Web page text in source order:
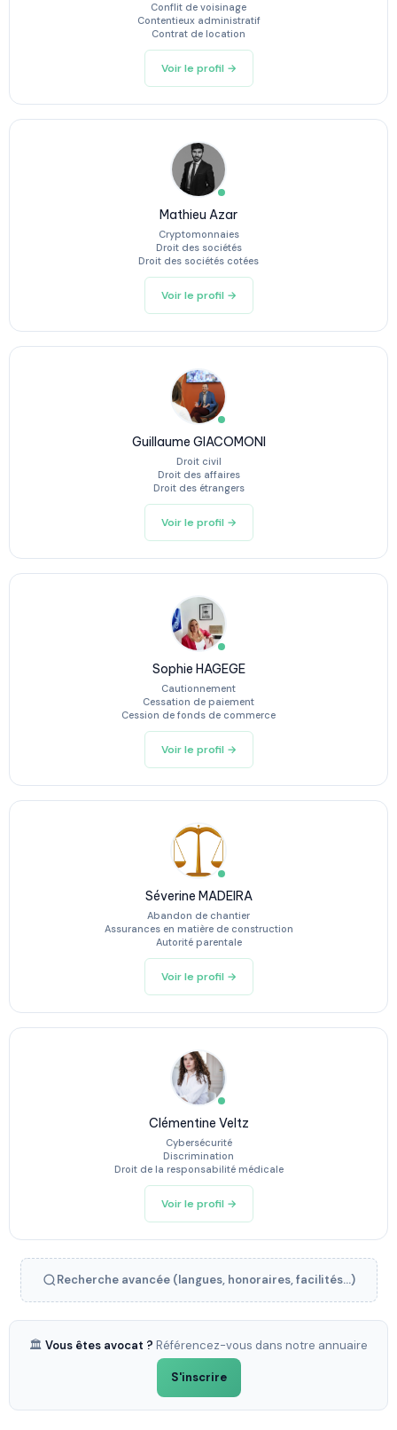
Conflit de voisinage
Contentieux administratif
Contrat de location
Voir le profil →
Mathieu Azar
Cryptomonnaies
Droit des sociétés
Droit des sociétés cotées
Voir le profil →
Guillaume GIACOMONI
Droit civil
Droit des affaires
Droit des étrangers
Voir le profil →
Sophie HAGEGE
Cautionnement
Cessation de paiement
Cession de fonds de commerce
Voir le profil →
Séverine MADEIRA
Abandon de chantier
Assurances en matière de construction
Autorité parentale
Voir le profil →
Clémentine Veltz
Cybersécurité
Discrimination
Droit de la responsabilité médicale
Voir le profil →
Recherche avancée (langues, honoraires, facilités...)
🏛️ Vous êtes avocat ? Référencez-vous dans notre annuaire
S'inscrire